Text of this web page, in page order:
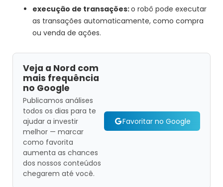
execução de transações:o robô pode executar
as transações automaticamente, como compra
ou venda de ações.
Veja a Nord com
mais frequência
no Google
Publicamos análises
todos os dias para te
ajudar a investir
melhor — marcar
como favorita
aumenta as chances
dos nossos conteúdos
chegarem até você.
Favoritar no Google